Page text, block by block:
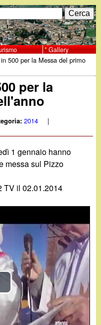
Gallery
500 per la Messa del primo
per la
2014 |
1 gennaio hanno
messa sul Pizzo
TV il 02.01.2014